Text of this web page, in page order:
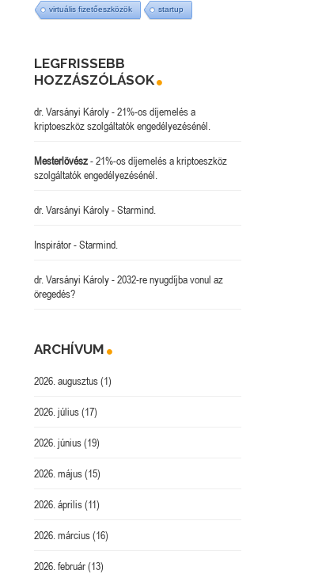
virtuális fizetőeszközök startup
LEGFRISSEBB
HOZZÁSZÓLÁSOK
dr. Varsányi Károly-21%-os díjemelés a
kriptoeszköz szolgáltatók engedélyezésénél.
Mesterlövész-21%-os díjemelés a kriptoeszköz
szolgáltatók engedélyezésénél.
dr. Varsányi Károly-Starmind.
Inspirátor-Starmind.
dr. Varsányi Károly-2032-re nyugdíjba vonul az
öregedés?
ARCHÍVUM
2026. augusztus(1)
2026. július(17)
2026. június(19)
2026. május(15)
2026. április(11)
2026. március(16)
2026. február(13)